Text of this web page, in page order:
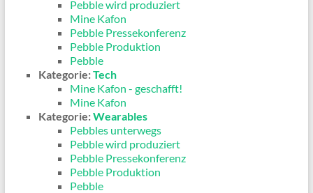
Pebble wird produziert
Mine Kafon
Pebble Pressekonferenz
Pebble Produktion
Pebble
Kategorie:Tech
Mine Kafon - geschafft!
Mine Kafon
Kategorie:Wearables
Pebbles unterwegs
Pebble wird produziert
Pebble Pressekonferenz
Pebble Produktion
Pebble